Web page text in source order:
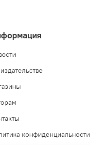
конфиденциальности